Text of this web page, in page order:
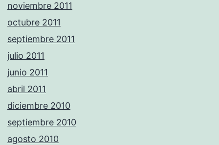
noviembre 2011
octubre 2011
septiembre 2011
julio 2011
junio 2011
abril 2011
diciembre 2010
septiembre 2010
agosto 2010